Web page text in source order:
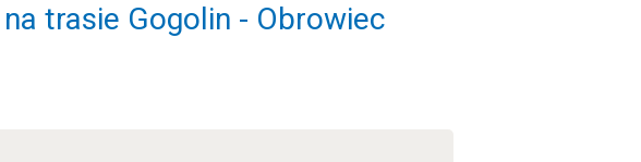
trasie Gogolin - Obrowiec